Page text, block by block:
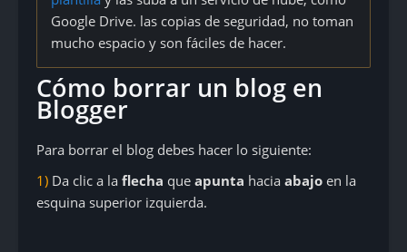
Google Drive. las copias de seguridad, no toman
mucho espacio y son fáciles de hacer.
Cómo borrar un blog en
Blogger
Para borrar el blog debes hacer lo siguiente:
1) Da clic a la flecha que apunta hacia abajo en la
esquina superior izquierda.